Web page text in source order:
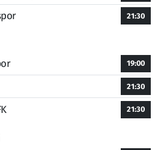
21:30
19:00
21:30
21:30